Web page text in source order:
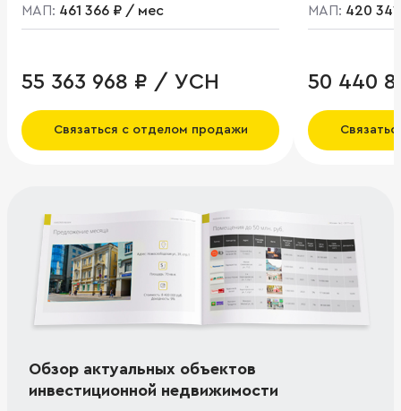
МАП: 461 366 ₽ / мес
55 363 968 ₽ / УСН
Связаться с отделом продажи
МАП: 420
50 440
Обзор актуальных объектов
инвестиционной недвижимости